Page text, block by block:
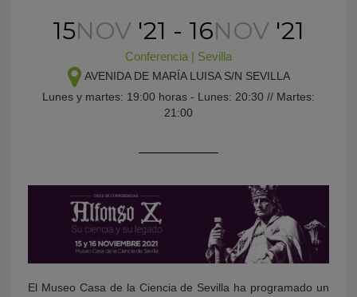
15NOV '21 - 16NOV '21
Conferencia | Sevilla
AVENIDA DE MARÍA LUISA S/N SEVILLA
Lunes y martes: 19:00 horas - Lunes: 20:30 // Martes:
21:00
El Museo Casa de la Ciencia de Sevilla ha programado un